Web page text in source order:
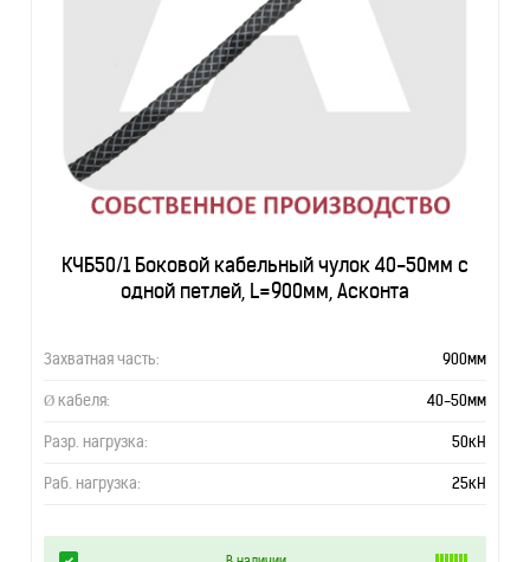
КЧБ50/1 Боковой кабельный чулок 40-50мм с
одной петлей, L=900мм, Асконта
Захватная часть: 900мм
Ø кабеля: 40-50мм
Разр. нагрузка: 50кН
Раб. нагрузка: 25кН